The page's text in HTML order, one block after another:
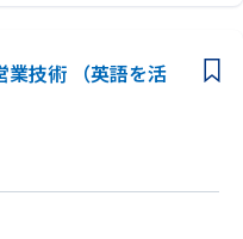
業技術 （英語を活